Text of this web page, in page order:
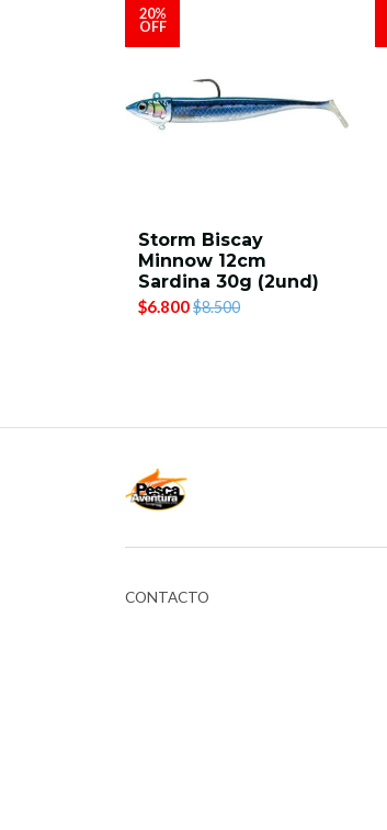
20%
OFF
Storm Biscay
Minnow 12cm
Sardina 30g (2und)
$6.800$8.500
CONTACTO